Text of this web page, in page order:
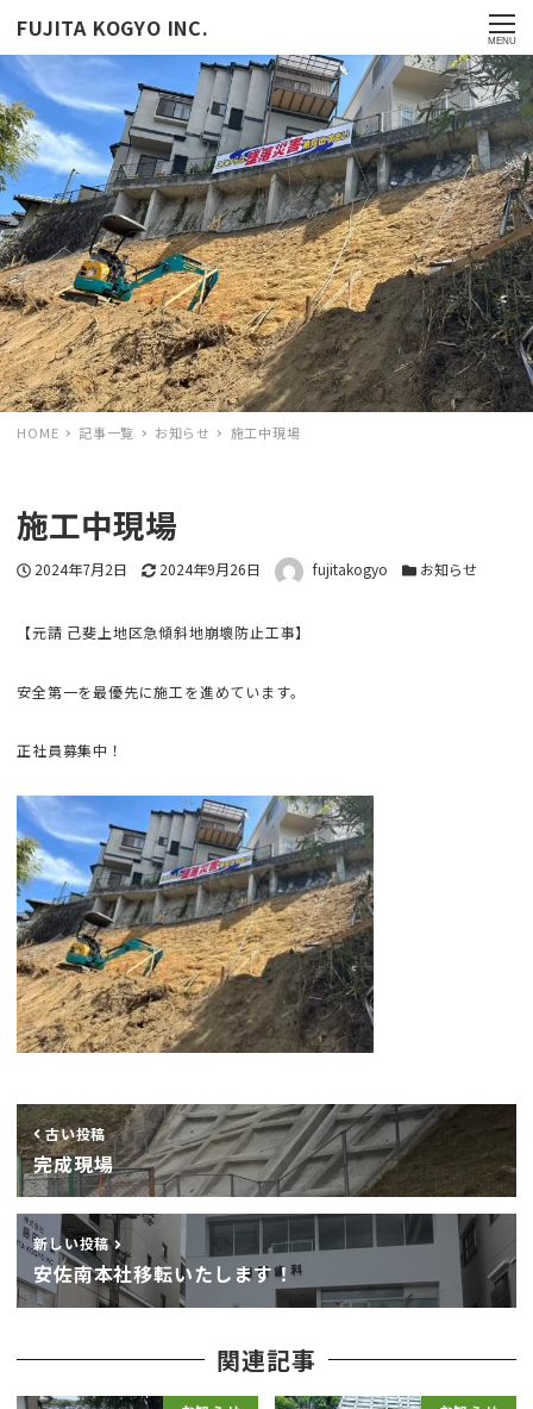
FUJITA KOGYO INC. MENU
HOME 記事一覧 お知らせ 施工中現場
施工中現場
投稿日
2024年7月2日 更新日
2024年9月26日 著者 fujitakogyo カテゴリー
お知らせ
【元請 己斐上地区急傾斜地崩壞防止工事】
安全第一を最優先に施工を進めています。
正社員募集中！
古い投稿
完成現場
新しい投稿
安佐南本社移転いたします！
関連記事